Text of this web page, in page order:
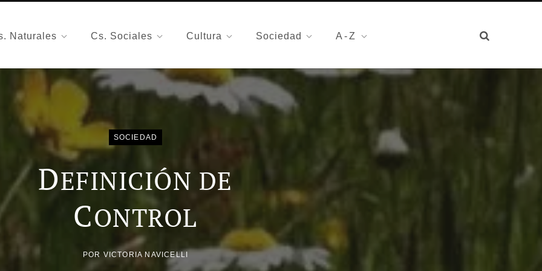
Naturales Cs. Sociales Cultura Sociedad A-Z
SOCIEDAD
DEFINICIÓN DE
CONTROL
POR VICTORIA NAVICELLI